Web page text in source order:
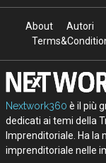
About Autori
Nextwork360 è il più
dedicati ai temi della
Imprenditoriale. Ha
imprenditoriale nelle